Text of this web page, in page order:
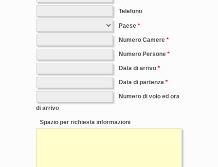
Telefono
Paese
Numero Camere
Numero Persone
Data di arrivo
Data di partenza
Numero di volo ed ora
di arrivo
Spazio per richiesta informazioni